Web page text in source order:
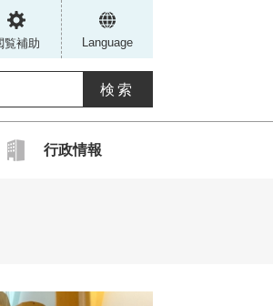
覧補助 Language
行政情報